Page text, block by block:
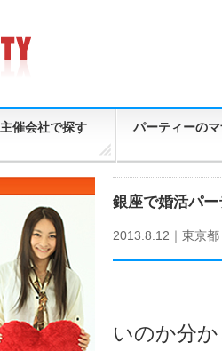
主催会社で探す パーティーの
銀座で婚活パ
2013.8.12｜ 東京都
いのか分